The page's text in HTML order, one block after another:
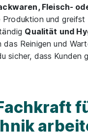
Fleisch-
und
Qualität und
Reinigen und
sicher, dass Kunden